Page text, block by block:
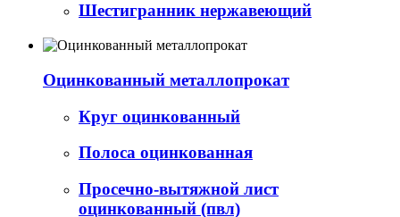
Шестигранник нержавеющий
Оцинкованный металлопрокат
Круг оцинкованный
Полоса оцинкованная
Просечно-вытяжной лист
оцинкованный (пвл)